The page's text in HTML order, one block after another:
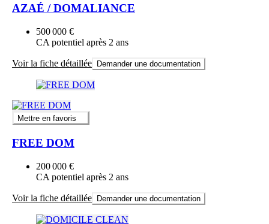
AZAÉ / DOMALIANCE
500 000 €
CA potentiel après 2 ans
Voir la fiche détaillée Demander une documentation
Mettre en favoris
FREE DOM
200 000 €
CA potentiel après 2 ans
Voir la fiche détaillée Demander une documentation